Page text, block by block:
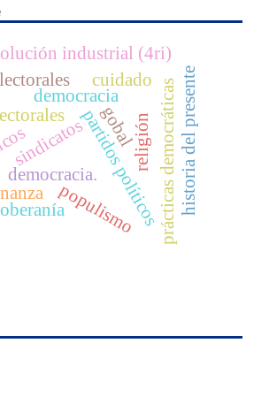
partidos políticos
democracia
sindicatos
democracia. prácticas democráticas
cuidado
industrial (4ri)
populismo historia del presente
gobalreligión